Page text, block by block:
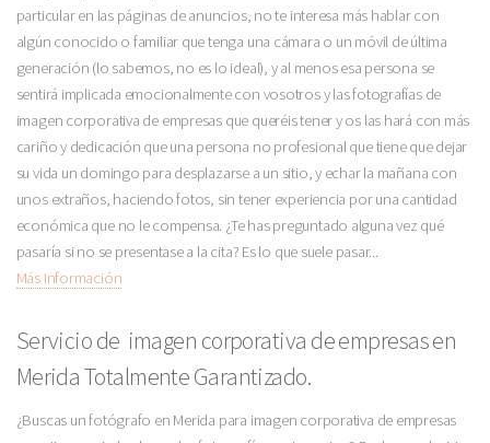
particular en las páginas de anuncios, no te interesa más hablar con
algún conocido o familiar que tenga una cámara o un móvil de última
generación (lo sabemos, no es lo ideal), y al menos esa persona se
sentirá implicada emocionalmente con vosotros y las fotografías de
imagen corporativa de empresas que queréis tener y os las hará con más
cariño y dedicación que una persona no profesional que tiene que dejar
su vida un domingo para desplazarse a un sitio, y echar la mañana con
unos extraños, haciendo fotos, sin tener experiencia por una cantidad
económica que no le compensa. ¿Te has preguntado alguna vez qué
pasaría si no se presentase a la cita? Es lo que suele pasar...
Más Información
Servicio de imagen corporativa de empresas en
Merida Totalmente Garantizado.
¿Buscas un fotógrafo en Merida para imagen corporativa de empresas